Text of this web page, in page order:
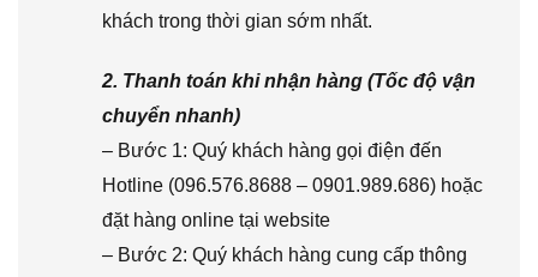
khách trong thời gian sớm nhất.
2. Thanh toán khi nhận hàng (Tốc độ vận
chuyển nhanh)
– Bước 1: Quý khách hàng gọi điện đến
Hotline (096.576.8688 – 0901.989.686) hoặc
đặt hàng online tại website
– Bước 2: Quý khách hàng cung cấp thông